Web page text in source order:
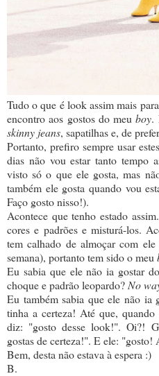
Tudo o que é look assim mais
encontro aos gostos do meuboy.
skinny jeans, sapatilhas e, de
Portanto, prefiro sempre usar estes
dias não vou estar tanto tempo
visto só o que ele gosta, mas
também ele gosta quando vou
Faço gosto nisso!).
Acontece que tenho estado
cores e padrões e misturá-los.
tem calhado de almoçar com
semana), portanto tem sido o meu
Eu sabia que ele não ia gostar do
choque e padrão leopardo? No
Eu também sabia que ele não
tinha a certeza! Até que,
diz: "gosto desse look!". Oi?!
gostas de certeza!". E ele: "gosto!
Bem, desta não estava à espera :)
B.